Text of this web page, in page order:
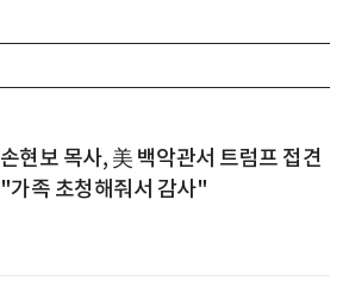
손현보 목사, 美 백악관서 트럼프 접견
"가족 초청해줘서 감사"